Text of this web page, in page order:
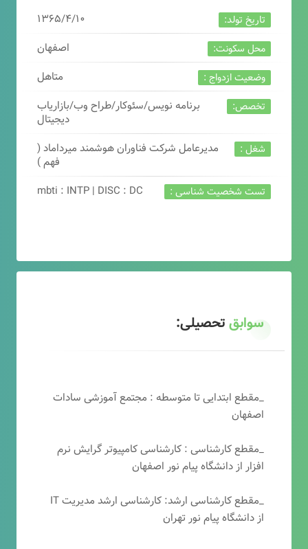
تاریخ تولد: ۱۳۶۵/۴/۱۰
محل سکونت: اصفهان
وضعیت ازدواج : متاهل
تخصص:
برنامه نویس/سئوکار/طراح وب/بازاریاب
دیجیتال
شغل :
مدیرعامل شرکت فناوران هوشمند میرداماد (
فهم )
تست شخصیت شناسی : mbti : INTP | DISC : DC
سوابقتحصیلی:
_مقطع ابتدایی تا متوسطه : مجتمع آموزشی سادات
اصفهان
_مقطع کارشناسی : کارشناسی کامپیوتر گرایش نرم
افزار از دانشگاه پیام نور اصفهان
_مقطع کارشناسی ارشد: کارشناسی ارشد مدیریت IT
از دانشگاه پیام نور تهران